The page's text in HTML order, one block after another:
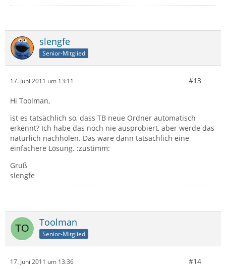
slengfe
Senior-Mitglied
17. Juni 2011 um 13:11 #13
Hi Toolman,
ist es tatsächlich so, dass TB neue Ordner automatisch
erkennt? Ich habe das noch nie ausprobiert, aber werde das
natürlich nachholen. Das wäre dann tatsächlich eine
einfachere Lösung. :zustimm:
Gruß
slengfe
Toolman
Senior-Mitglied
17. Juni 2011 um 13:36 #14